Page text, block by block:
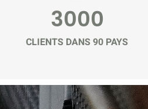
3000
CLIENTS DANS 90 PAYS